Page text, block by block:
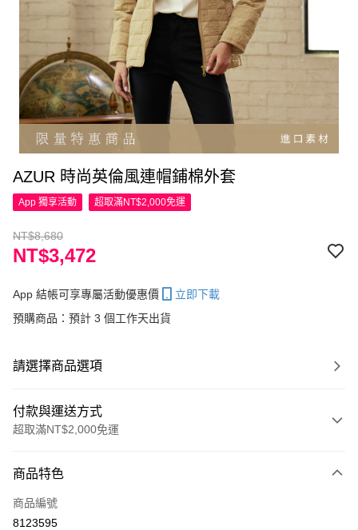
AZUR 時尚英倫風連帽鋪棉外套
App 獨享活動 超取滿NT$2,000免運
NT$8,680
NT$3,472
App 結帳可享專屬活動優惠價
立即下載
預購商品：預計 3 個工作天出貨
請選擇商品選項
付款與運送方式
超取滿NT$2,000免運
信用卡一次付款
超商取貨付款
商品特色
商品編號
8123595